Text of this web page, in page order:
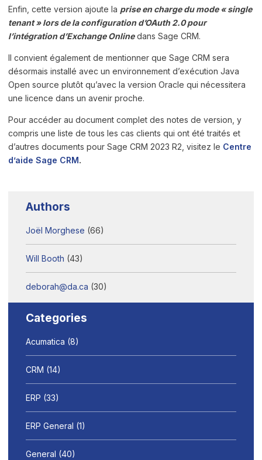
Enfin, cette version ajoute la prise en charge du mode « single
tenant » lors de la configuration d’OAuth 2.0 pour
l’intégration d’Exchange Onlinedans Sage CRM.
Il convient également de mentionner que Sage CRM sera
désormais installé avec un environnement d’exécution Java
Open source plutôt qu’avec la version Oracle qui nécessitera
une licence dans un avenir proche.
Pour accéder au document complet des notes de version, y
compris une liste de tous les cas clients qui ont été traités et
d’autres documents pour Sage CRM 2023 R2, visitez le Centre
d’aide Sage CRM.
Authors
Joël Morghese (66)
Will Booth (43)
deborah@da.ca (30)
Categories
Acumatica (8)
CRM (14)
ERP (33)
ERP General (1)
General (40)